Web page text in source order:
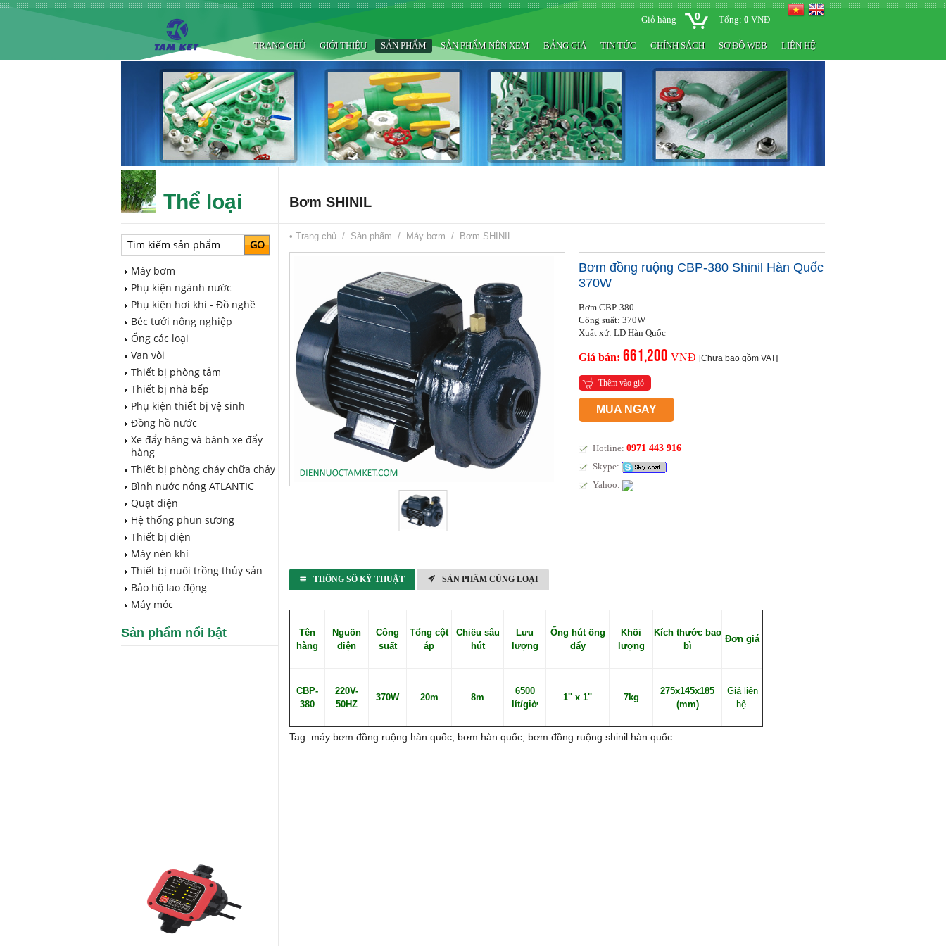
Giỏ hàng 0 Tổng: 0 VNĐ
TRANG CHỦ GIỚI THIỆU SẢN PHẨM SẢN PHẨM NÊN XEM BẢNG GIÁ TIN TỨC CHÍNH SÁCH SƠ ĐỒ WEB LIÊN HỆ
Thể loại
Máy bơm
Phụ kiện ngành nước
Phụ kiện hơi khí - Đồ nghề
Béc tưới nông nghiệp
Ống các loại
Van vòi
Thiết bị phòng tắm
Thiết bị nhà bếp
Phụ kiện thiết bị vệ sinh
Đồng hồ nước
Xe đẩy hàng và bánh xe đẩy
hàng
Thiết bị phòng cháy chữa cháy
Bình nước nóng ATLANTIC
Quạt điện
Hệ thống phun sương
Thiết bị điện
Máy nén khí
Thiết bị nuôi trồng thủy sản
Bảo hộ lao động
Máy móc
Sản phẩm nổi bật
Bơm SHINIL
• Trang chủ / Sản phẩm / Máy bơm / Bơm SHINIL
Bơm đồng ruộng CBP-380 Shinil Hàn Quốc
370W
Bơm CBP-380
Công suất: 370W
Xuất xứ: LD Hàn Quốc
Giá bán: 661,200 VNĐ [Chưa bao gồm VAT]
Thêm vào giỏ
MUA NGAY
Hotline: 0971 443 916
Skype:
Yahoo:
THÔNG SỐ KỸ THUẬT SẢN PHẨM CÙNG LOẠI
Tên
hàng
Nguồn
điện
Công
suất
Tổng cột
áp
Chiều sâu
hút
Lưu
lượng
Ống hút ống
đẩy
Khối
lượng
Kích thước bao
bì
Đơn giá
CBP-
380
220V-
50HZ
370W 20m 8m
6500
lít/giờ
1'' x 1'' 7kg
275x145x185
(mm)
Giá liên
hệ
Tag: máy bơm đồng ruộng hàn quốc, bơm hàn quốc, bơm đồng ruộng shinil hàn quốc